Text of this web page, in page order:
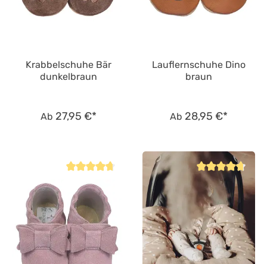
Krabbelschuhe Bär
dunkelbraun
Ab 27,95 €*
Lauflernschuhe Dino
braun
Ab 28,95 €*
Durchschnittliche Bewertung von 4.7 von 5 Sternen